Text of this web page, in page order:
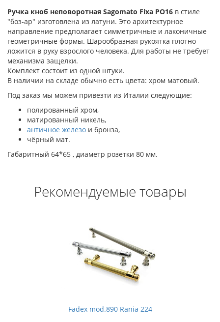
Ручка кноб неповоротная Sagomato Fixa PO16 в стиле
"боз-ар" изготовлена из латуни. Это архитектурное
направление предполагает симметричные и лаконичные
геометричные формы. Шарообразная рукоятка плотно
ложится в руку взрослого человека. Для работы не требует
механизма защелки.
Комплект состоит из одной штуки.
В наличии на складе обычно есть цвета: хром матовый.
Под заказ мы можем привезти из Италии следующие:
полированный хром,
матированный никель,
античное железо и бронза,
чёрный мат.
Габаритный 64*65 , диаметр розетки 80 мм.
Рекомендуемые товары
Fadex mod.890 Rania 224